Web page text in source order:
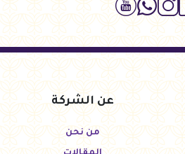
عن الشركة
من نحن